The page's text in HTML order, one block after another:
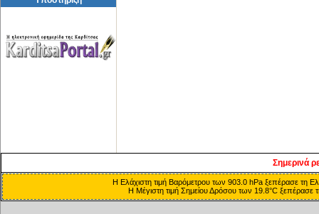
Σημερινά
Η Ελάχιστη τιμή Βαρόμετρου των 903.0 hPa ξεπέρασε τη
Η Μέγιστη τιμή Σημείου Δρόσου των 19.8°C ξεπέρασε